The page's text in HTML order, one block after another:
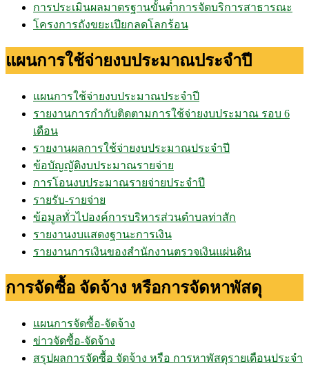
การประเมินผลมาตรฐานขั้นต่ำการจัดบริการสาธารณะ
โครงการถังขยะเปียกลดโลกร้อน
แผนการใช้จ่ายงบประมาณประจำปี
แผนการใช้จ่ายงบประมาณประจำปี
รายงานการกำกับติดตามการใช้จ่ายงบประมาณ รอบ 6
เดือน
รายงานผลการใช้จ่ายงบประมาณประจำปี
ข้อบัญญัติงบประมาณรายจ่าย
การโอนงบประมาณรายจ่ายประจำปี
รายรับ-รายจ่าย
ข้อมูลทั่วไปองค์การบริหารส่วนตำบลท่าสัก
รายงานงบแสดงฐานะการเงิน
รายงานการเงินของสำนักงานตรวจเงินแผ่นดิน
การจัดซื้อ จัดจ้าง หรือการจัดหาพัสดุ
แผนการจัดซื้อ-จัดจ้าง
ข่าวจัดซื้อ-จัดจ้าง
สรุปผลการจัดซื้อ จัดจ้าง หรือ การหาพัสดุรายเดือนประจำ